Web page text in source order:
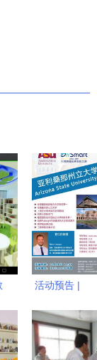
活动预告 |
学 × 广州市
旌睿教育咨